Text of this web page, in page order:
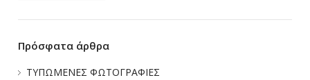
Πρόσφατα άρθρα
ΤΥΠΩΜΕΝΕΣ ΦΩΤΟΓΡΑΦΙΕΣ